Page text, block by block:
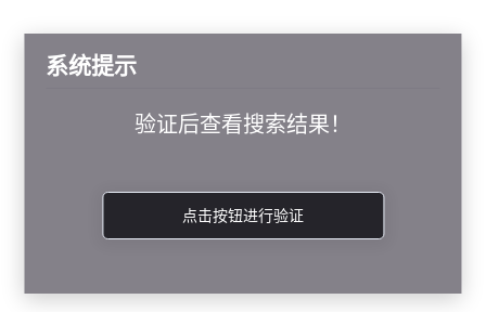
系统提示
验证后查看搜索结果！
点击按钮进行验证